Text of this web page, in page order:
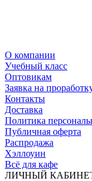
О компании
Учебный класс
Оптовикам
Заявка на
Контакты
Доставка
Политика
Публичная оферта
Распродажа
Хэллоуин
Всё для кафе
ЛИЧНЫЙ